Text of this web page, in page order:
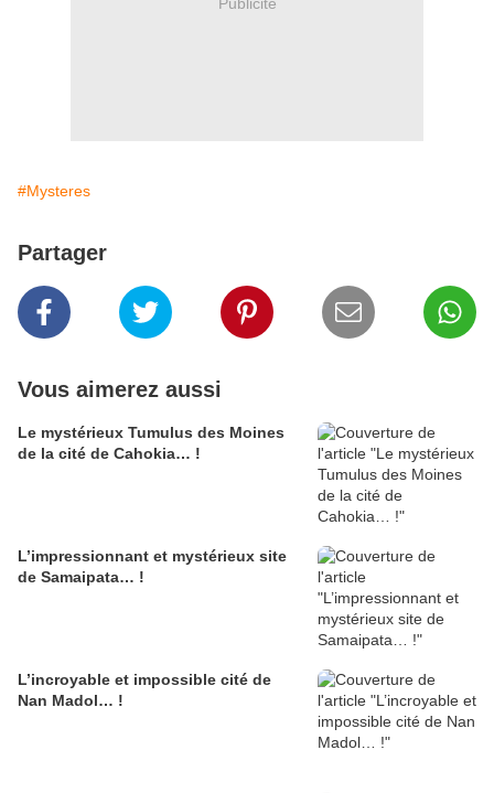
#Mysteres
Partager
Vous aimerez aussi
Le mystérieux Tumulus des Moines
de la cité de Cahokia… !
L’impressionnant et mystérieux site
de Samaipata… !
L’incroyable et impossible cité de
Nan Madol… !